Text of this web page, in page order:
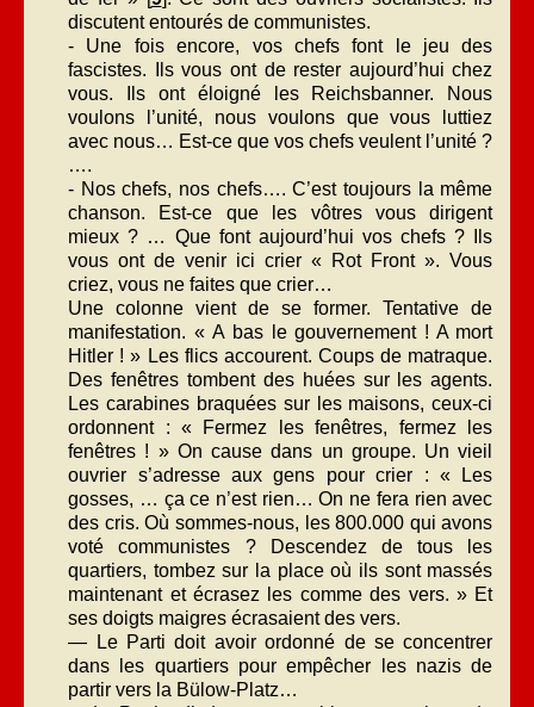
discutent entourés de communistes.
- Une fois encore, vos chefs font le jeu des
fascistes. Ils vous ont de rester aujourd’hui chez
vous. Ils ont éloigné les Reichsbanner. Nous
voulons l’unité, nous voulons que vous luttiez
avec nous… Est-ce que vos chefs veulent l’unité ?
….
- Nos chefs, nos chefs…. C’est toujours la même
chanson. Est-ce que les vôtres vous dirigent
mieux ? … Que font aujourd’hui vos chefs ? Ils
vous ont de venir ici crier « Rot Front ». Vous
criez, vous ne faites que crier…
Une colonne vient de se former. Tentative de
manifestation. « A bas le gouvernement ! A mort
Hitler ! » Les flics accourent. Coups de matraque.
Des fenêtres tombent des huées sur les agents.
Les carabines braquées sur les maisons, ceux-ci
ordonnent : « Fermez les fenêtres, fermez les
fenêtres ! » On cause dans un groupe. Un vieil
ouvrier s’adresse aux gens pour crier : « Les
gosses, … ça ce n’est rien… On ne fera rien avec
des cris. Où sommes-nous, les 800.000 qui avons
voté communistes ? Descendez de tous les
quartiers, tombez sur la place où ils sont massés
maintenant et écrasez les comme des vers. » Et
ses doigts maigres écrasaient des vers.
— Le Parti doit avoir ordonné de se concentrer
dans les quartiers pour empêcher les nazis de
partir vers la Bülow-Platz…